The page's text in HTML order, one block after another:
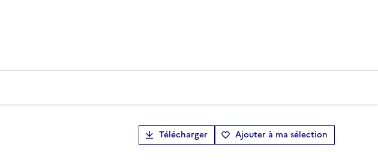
Télécharger Ajouter à ma sélection